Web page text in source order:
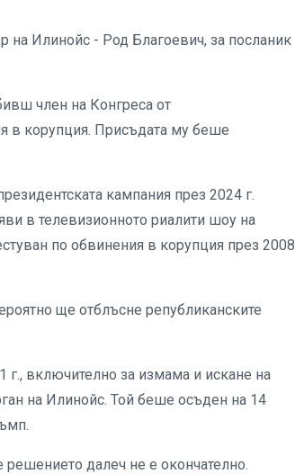
Илинойс - Род Благоевич, за посланик
член на Конгреса от
в корупция. Присъдата му беше
кампания през 2024 г.
в телевизионното риалити шоу на
по обвинения в корупция през 2008
ще отблъсне републиканските
включително за измама и искане на
на Илинойс. Той беше осъден на 14
далеч не е окончателно.